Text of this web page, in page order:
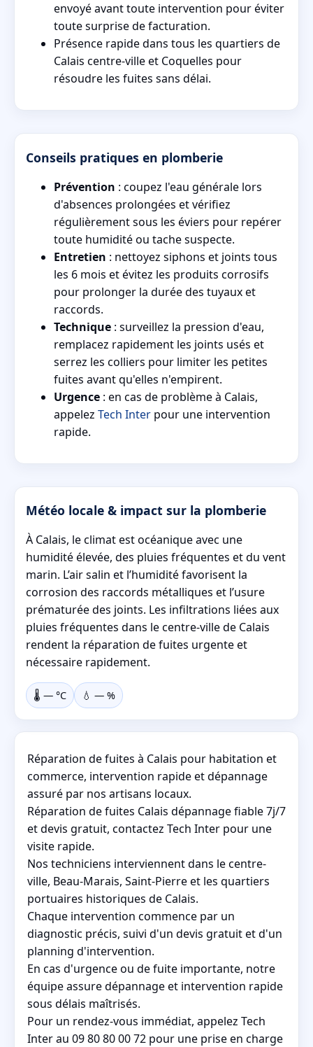
envoyé avant toute intervention pour éviter
toute surprise de facturation.
Présence rapide dans tous les quartiers de
Calais centre-ville et Coquelles pour
résoudre les fuites sans délai.
Conseils pratiques en plomberie
Prévention : coupez l'eau générale lors
d'absences prolongées et vérifiez
régulièrement sous les éviers pour repérer
toute humidité ou tache suspecte.
Entretien : nettoyez siphons et joints tous
les 6 mois et évitez les produits corrosifs
pour prolonger la durée des tuyaux et
raccords.
Technique : surveillez la pression d'eau,
remplacez rapidement les joints usés et
serrez les colliers pour limiter les petites
fuites avant qu'elles n'empirent.
Urgence : en cas de problème à Calais,
appelez Tech Inter pour une intervention
rapide.
Météo locale & impact sur la plomberie
À Calais, le climat est océanique avec une
humidité élevée, des pluies fréquentes et du vent
marin. L’air salin et l’humidité favorisent la
corrosion des raccords métalliques et l’usure
prématurée des joints. Les infiltrations liées aux
pluies fréquentes dans le centre-ville de Calais
rendent la réparation de fuites urgente et
nécessaire rapidement.
🌡️ — °C 💧 — %
Réparation de fuites à Calais pour habitation et
commerce, intervention rapide et dépannage
assuré par nos artisans locaux.
Réparation de fuites Calais dépannage fiable 7j/7
et devis gratuit, contactez Tech Inter pour une
visite rapide.
Nos techniciens interviennent dans le centre-
ville, Beau-Marais, Saint-Pierre et les quartiers
portuaires historiques de Calais.
Chaque intervention commence par un
diagnostic précis, suivi d'un devis gratuit et d'un
planning d'intervention.
En cas d'urgence ou de fuite importante, notre
équipe assure dépannage et intervention rapide
sous délais maîtrisés.
Pour un rendez-vous immédiat, appelez Tech
Inter au 09 80 80 00 72 pour une prise en charge